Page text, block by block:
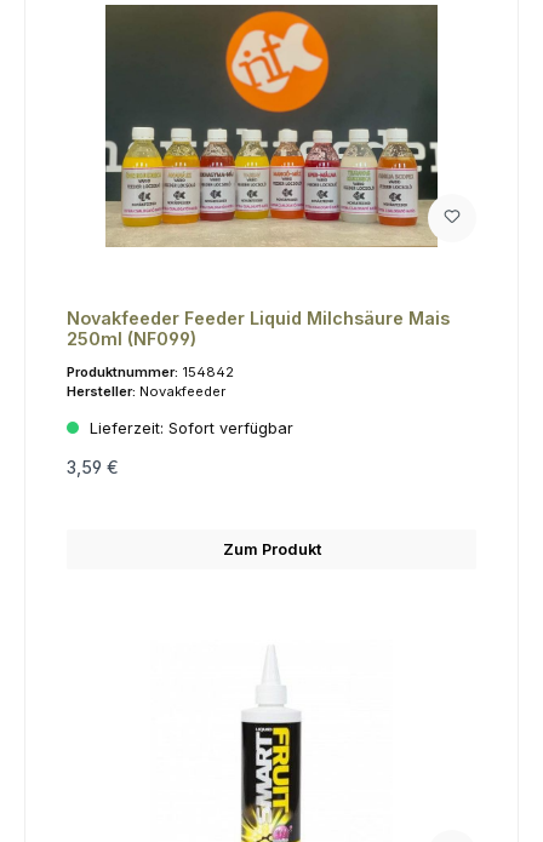
Novakfeeder Feeder Liquid Milchsäure Mais
250ml (NF099)
Produktnummer: 154842
Hersteller: Novakfeeder
Lieferzeit: Sofort verfügbar
3,59 €
Zum Produkt